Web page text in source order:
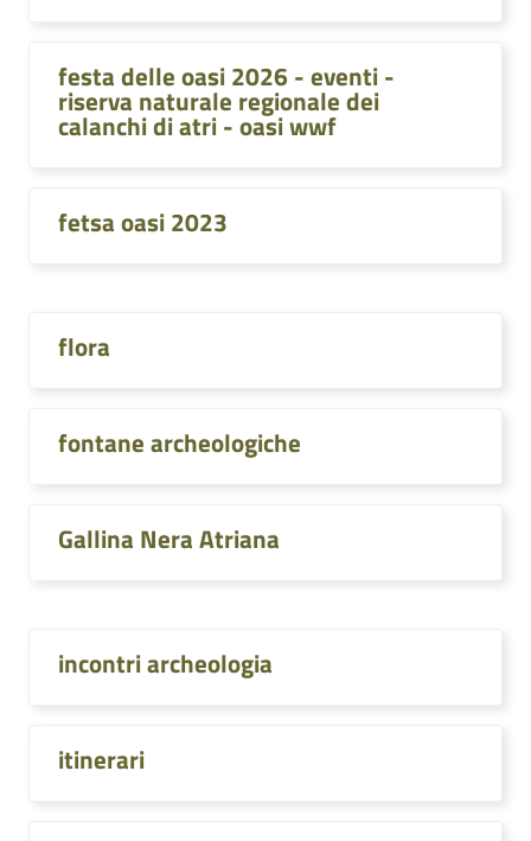
festa delle oasi 2026 - eventi -
riserva naturale regionale dei
calanchi di atri - oasi wwf
fetsa oasi 2023
flora
fontane archeologiche
Gallina Nera Atriana
incontri archeologia
itinerari